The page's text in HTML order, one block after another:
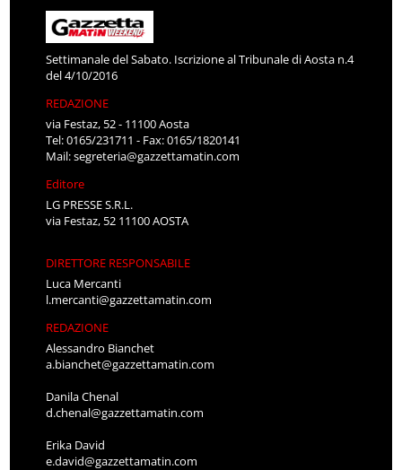
Settimanale del Sabato. Iscrizione al Tribunale di Aosta n.4
del 4/10/2016
REDAZIONE
via Festaz, 52 - 11100 Aosta
Tel: 0165/231711 - Fax: 0165/1820141
Mail:segreteria@gazzettamatin.com
Editore
LG PRESSE S.R.L.
via Festaz, 52 11100 AOSTA
DIRETTORE RESPONSABILE
Luca Mercanti
l.mercanti@gazzettamatin.com
REDAZIONE
Alessandro Bianchet
a.bianchet@gazzettamatin.com
Danila Chenal
d.chenal@gazzettamatin.com
Erika David
e.david@gazzettamatin.com